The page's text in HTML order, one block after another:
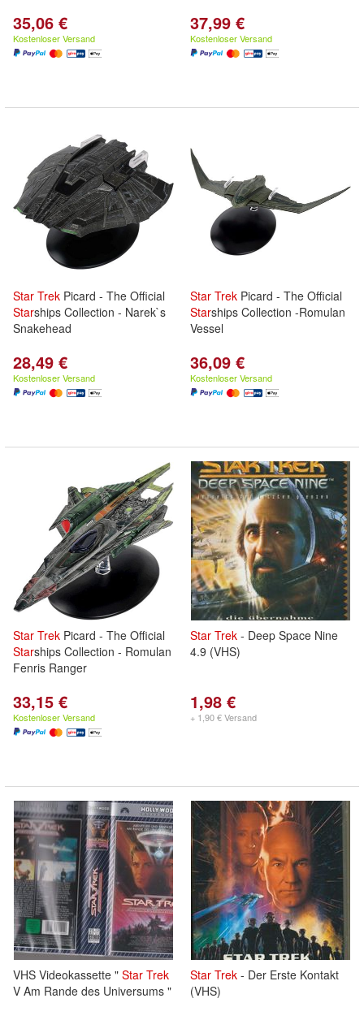
35,06 €
Kostenloser Versand
37,99 €
Kostenloser Versand
Star Trek Picard - The Official
Starships Collection - Narek`s
Snakehead
28,49 €
Kostenloser Versand
Star Trek Picard - The Official
Starships Collection -Romulan
Vessel
36,09 €
Kostenloser Versand
Star Trek Picard - The Official
Starships Collection - Romulan
Fenris Ranger
33,15 €
Kostenloser Versand
Star Trek - Deep Space Nine
4.9 (VHS)
1,98 €
+ 1,90 € Versand
VHS Videokassette " Star Trek
V Am Rande des Universums "
Star Trek - Der Erste Kontakt
(VHS)